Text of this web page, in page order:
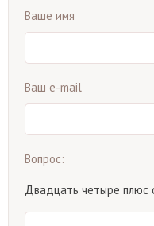
Ваше имя
Ваш e-mail
Вопрос:
Двадцать четыре плюс